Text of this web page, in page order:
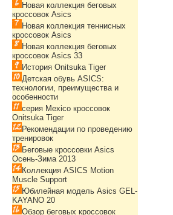
Новая коллекция беговых
кроссовок Asics
Новая коллекция теннисных
кроссовок Asics
Новая коллекция беговых
кроссовок Asics 33
История Onitsuka Tiger
Детская обувь ASICS:
технологии, преимущества и
особенности
серия Mexico кроссовок
Onitsuka Tiger
Рекомендации по проведению
тренировок
Беговые кроссовки Asics
Осень-Зима 2013
Коллекция ASICS Motion
Muscle Support
Юбилейная модель Asics GEL-
KAYANO 20
Обзор беговых кроссовок